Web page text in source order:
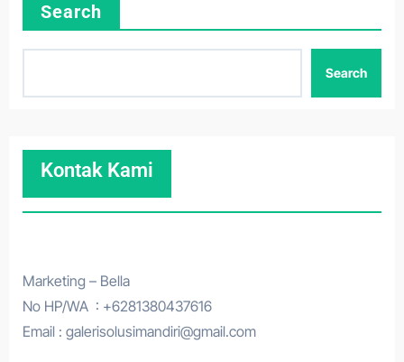
Search
Search
Kontak Kami
Marketing – Bella
No HP/WA : +6281380437616
Email : galerisolusimandiri@gmail.com